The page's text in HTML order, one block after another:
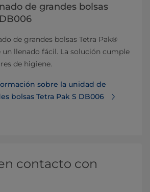
de grandes bolsas
de grandes bolsas Tetra Pak®
llenado fácil. La solución cumple
de higiene.
sobre la unidad de
bolsas Tetra Pak S DB006
contacto con